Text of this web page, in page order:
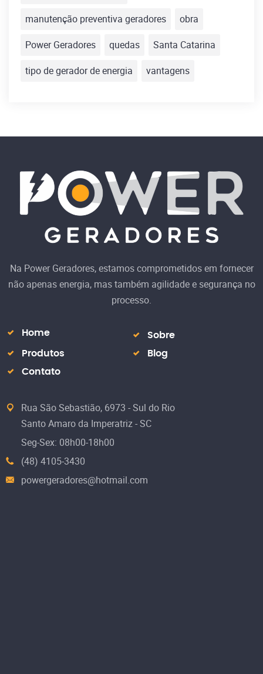
manutenção preventiva geradores
obra
Power Geradores
quedas
Santa Catarina
tipo de gerador de energia
vantagens
Na Power Geradores, estamos comprometidos em fornecer
não apenas energia, mas também agilidade e segurança no
processo.
Home
Sobre
Produtos
Blog
Contato
Rua São Sebastião, 6973 - Sul do Rio
Santo Amaro da Imperatriz - SC
Seg-Sex: 08h00-18h00
(48) 4105-3430
powergeradores@hotmail.com